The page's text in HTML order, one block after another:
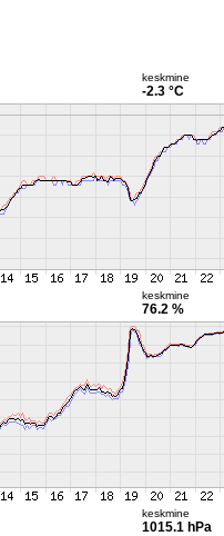
keskmine
-2.3 °C
keskmine
76.2 %
keskmine
1015.1 hPa